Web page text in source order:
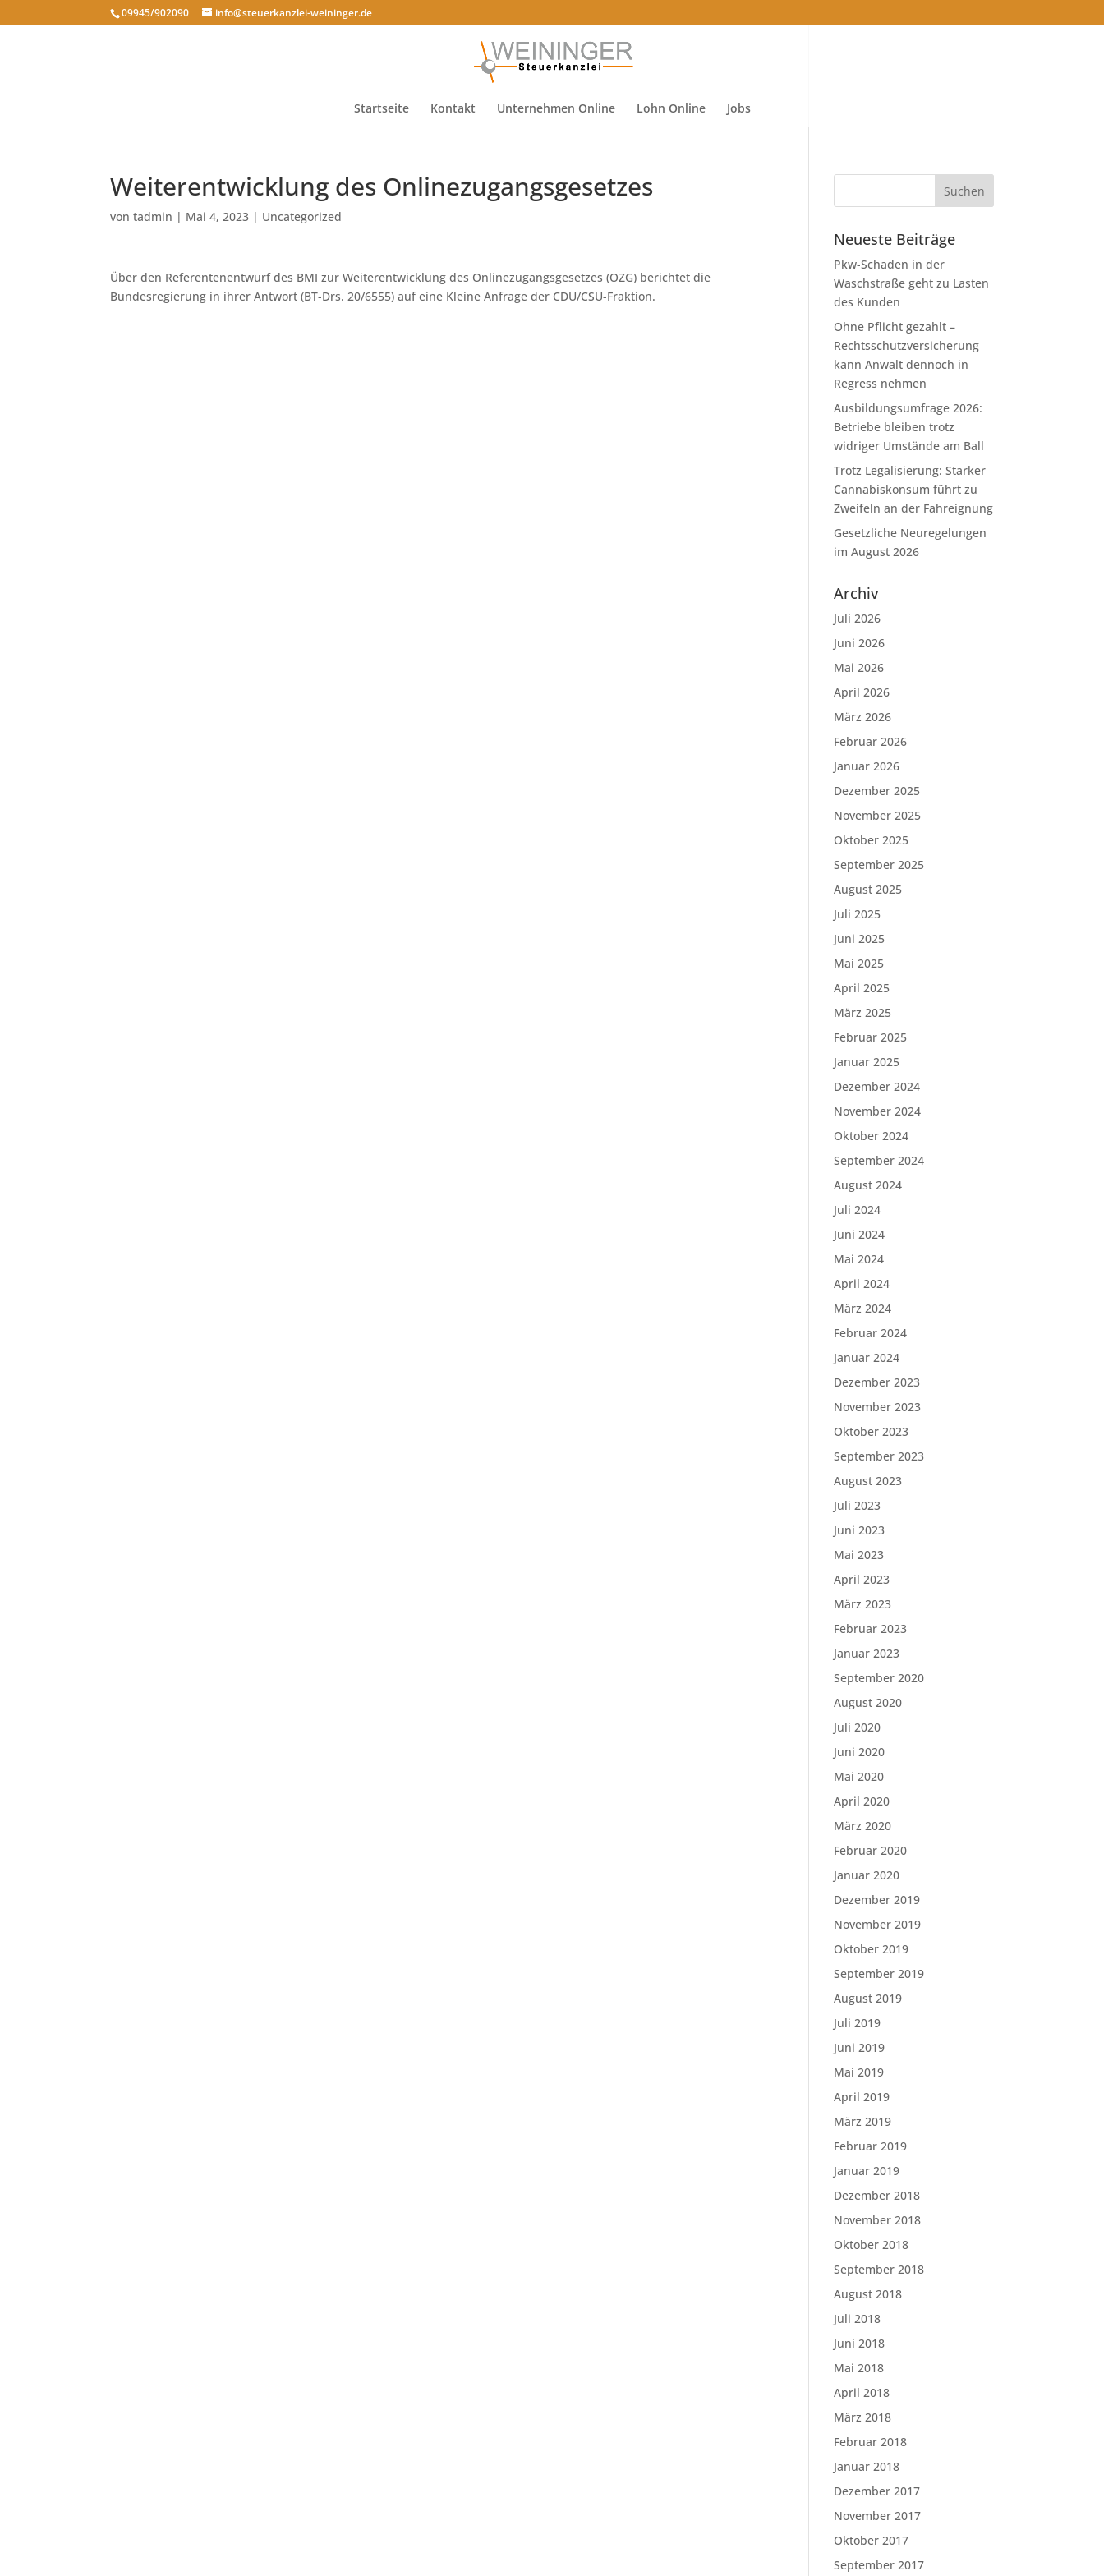
09945/902090 info@steuerkanzlei-weininger.de
Startseite Kontakt Unternehmen Online Lohn Online Jobs
Weiterentwicklung des Onlinezugangsgesetzes
vontadmin | Mai 4, 2023 | Uncategorized
Über den Referentenentwurf des BMI zur Weiterentwicklung des Onlinezugangsgesetzes (OZG) berichtet die
Bundesregierung in ihrer Antwort (BT-Drs. 20/6555) auf eine Kleine Anfrage der CDU/CSU-Fraktion.
Neueste Beiträge
Pkw-Schaden in der
Waschstraße geht zu Lasten
des Kunden
Ohne Pflicht gezahlt –
Rechtsschutzversicherung
kann Anwalt dennoch in
Regress nehmen
Ausbildungsumfrage 2026:
Betriebe bleiben trotz
widriger Umstände am Ball
Trotz Legalisierung: Starker
Cannabiskonsum führt zu
Zweifeln an der Fahreignung
Gesetzliche Neuregelungen
im August 2026
Archiv
Juli 2026
Juni 2026
Mai 2026
April 2026
März 2026
Februar 2026
Januar 2026
Dezember 2025
November 2025
Oktober 2025
September 2025
August 2025
Juli 2025
Juni 2025
Mai 2025
April 2025
März 2025
Februar 2025
Januar 2025
Dezember 2024
November 2024
Oktober 2024
September 2024
August 2024
Juli 2024
Juni 2024
Mai 2024
April 2024
März 2024
Februar 2024
Januar 2024
Dezember 2023
November 2023
Oktober 2023
September 2023
August 2023
Juli 2023
Juni 2023
Mai 2023
April 2023
März 2023
Februar 2023
Januar 2023
September 2020
August 2020
Juli 2020
Juni 2020
Mai 2020
April 2020
März 2020
Februar 2020
Januar 2020
Dezember 2019
November 2019
Oktober 2019
September 2019
August 2019
Juli 2019
Juni 2019
Mai 2019
April 2019
März 2019
Februar 2019
Januar 2019
Dezember 2018
November 2018
Oktober 2018
September 2018
August 2018
Juli 2018
Juni 2018
Mai 2018
April 2018
März 2018
Februar 2018
Januar 2018
Dezember 2017
November 2017
Oktober 2017
September 2017